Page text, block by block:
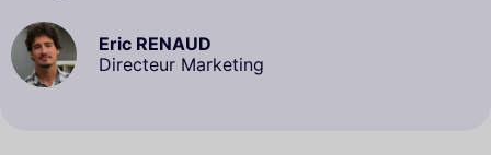
Eric RENAUD
Directeur Marketing